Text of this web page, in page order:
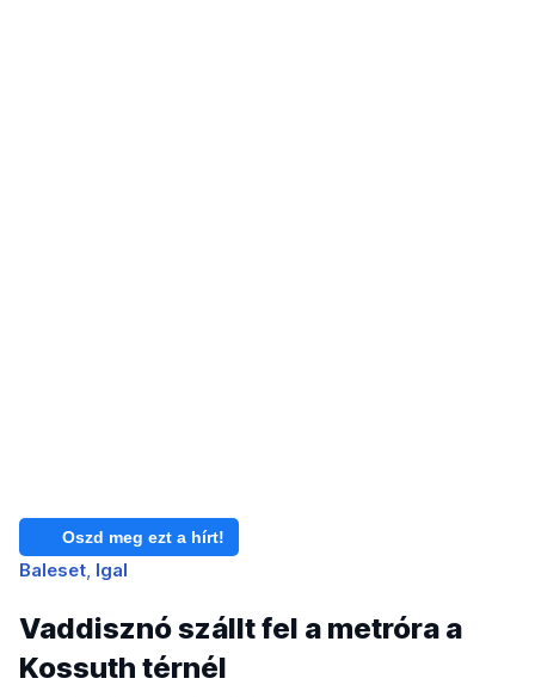
Oszd meg ezt a hírt!
Baleset Igal
Vaddisznó szállt fel a metróra a
Kossuth térnél